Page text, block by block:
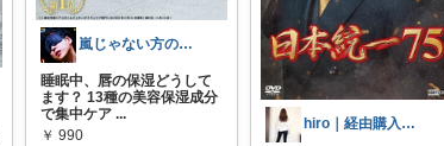
嵐じゃない方のニノ
睡眠中、唇の保湿どうして
ます？ 13種の美容保湿成分
で集中ケア ...
￥ 990
hiro｜経由購入ありがとうございます✨